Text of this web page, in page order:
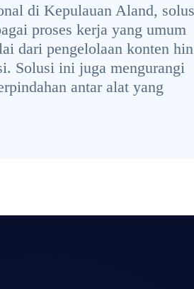
di Kepulauan Aland,
proses kerja yang umum
dari pengelolaan konten
Solusi ini juga mengurangi
antar alat yang